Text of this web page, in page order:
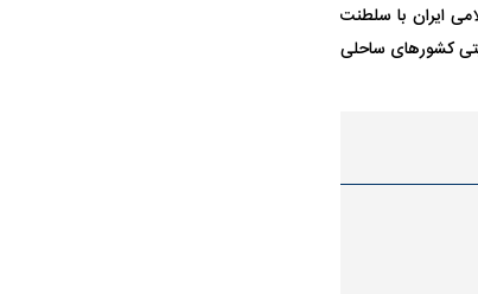
خواهد شد. جمهوری اسلامی ایران با سلطنت
کشورهای ساحلی
شد؛
پرسپولیس از جذب حسین‌نژاد عقب